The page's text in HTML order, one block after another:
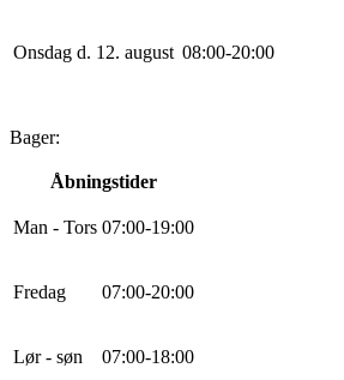
Onsdag d. 12. august 08:00-20:00
Bager:
Åbningstider
Man - Tors 07:00-19:00
Fredag 07:00-20:00
Lør - søn 07:00-18:00